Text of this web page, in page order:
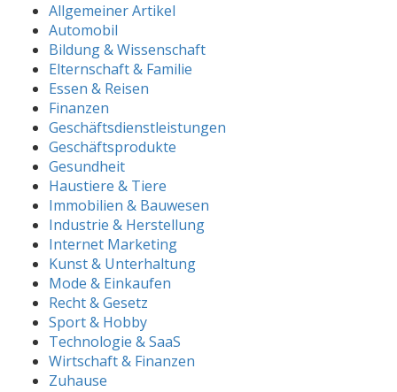
Allgemeiner Artikel
Automobil
Bildung & Wissenschaft
Elternschaft & Familie
Essen & Reisen
Finanzen
Geschäftsdienstleistungen
Geschäftsprodukte
Gesundheit
Haustiere & Tiere
Immobilien & Bauwesen
Industrie & Herstellung
Internet Marketing
Kunst & Unterhaltung
Mode & Einkaufen
Recht & Gesetz
Sport & Hobby
Technologie & SaaS
Wirtschaft & Finanzen
Zuhause